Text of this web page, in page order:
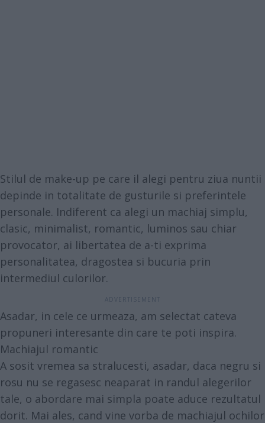
Stilul de make-up pe care il alegi pentru ziua nuntii
depinde in totalitate de gusturile si preferintele
personale. Indiferent ca alegi un machiaj simplu,
clasic, minimalist, romantic, luminos sau chiar
provocator, ai libertatea de a-ti exprima
personalitatea, dragostea si bucuria prin
intermediul culorilor.
Asadar, in cele ce urmeaza, am selectat cateva
propuneri interesante din care te poti inspira.
Machiajul romantic
A sosit vremea sa stralucesti, asadar, daca negru si
rosu nu se regasesc neaparat in randul alegerilor
tale, o abordare mai simpla poate aduce rezultatul
dorit. Mai ales, cand vine vorba de machiajul ochilor